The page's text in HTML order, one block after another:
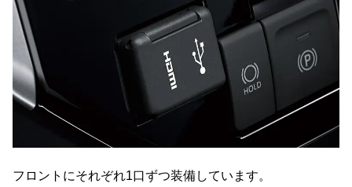
フロントにそれぞれ1口ずつ装備しています。